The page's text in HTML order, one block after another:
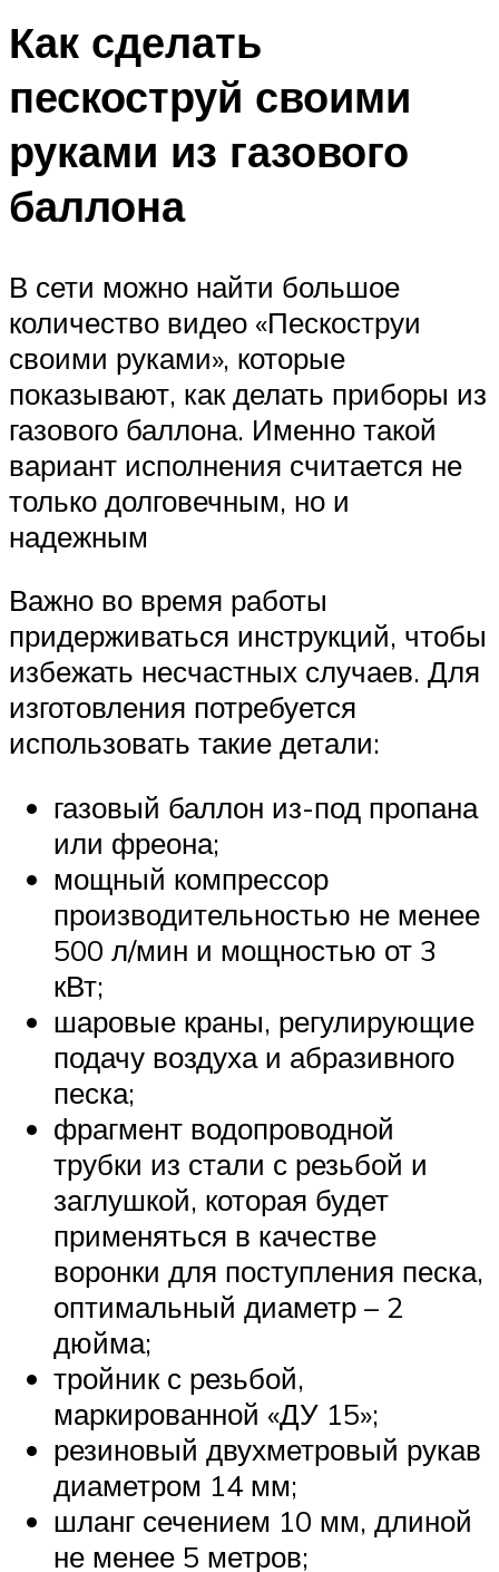
Как сделать
пескоструй своими
руками из газового
баллона
В сети можно найти большое
количество видео «Пескоструи
своими руками», которые
показывают, как делать приборы из
газового баллона. Именно такой
вариант исполнения считается не
только долговечным, но и
надежным
Важно во время работы
придерживаться инструкций, чтобы
избежать несчастных случаев. Для
изготовления потребуется
использовать такие детали:
газовый баллон из-под пропана
или фреона;
мощный компрессор
производительностью не менее
500 л/мин и мощностью от 3
кВт;
шаровые краны, регулирующие
подачу воздуха и абразивного
песка;
фрагмент водопроводной
трубки из стали с резьбой и
заглушкой, которая будет
применяться в качестве
воронки для поступления песка,
оптимальный диаметр – 2
дюйма;
тройник с резьбой,
маркированной «ДУ 15»;
резиновый двухметровый рукав
диаметром 14 мм;
шланг сечением 10 мм, длиной
не менее 5 метров;